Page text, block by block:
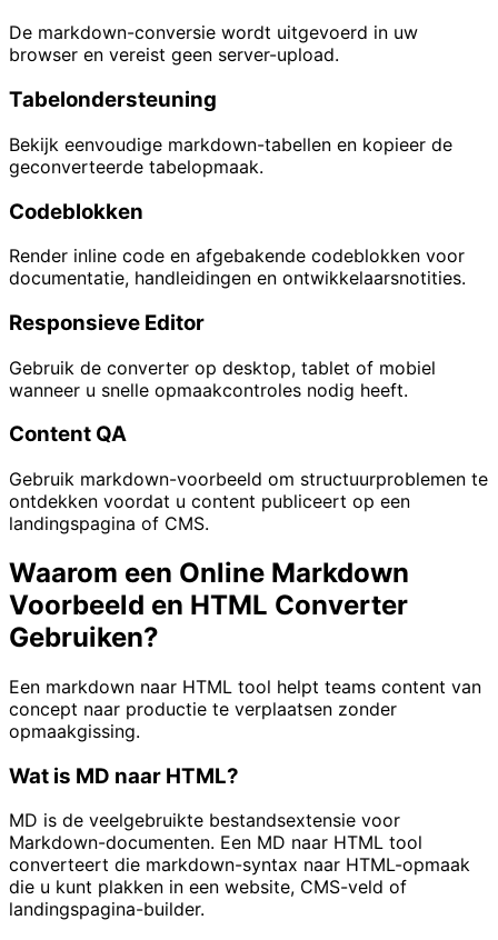
De markdown-conversie wordt uitgevoerd in uw
browser en vereist geen server-upload.
Tabelondersteuning
Bekijk eenvoudige markdown-tabellen en kopieer de
geconverteerde tabelopmaak.
Codeblokken
Render inline code en afgebakende codeblokken voor
documentatie, handleidingen en ontwikkelaarsnotities.
Responsieve Editor
Gebruik de converter op desktop, tablet of mobiel
wanneer u snelle opmaakcontroles nodig heeft.
Content QA
Gebruik markdown-voorbeeld om structuurproblemen te
ontdekken voordat u content publiceert op een
landingspagina of CMS.
Waarom een Online Markdown
Voorbeeld en HTML Converter
Gebruiken?
Een markdown naar HTML tool helpt teams content van
concept naar productie te verplaatsen zonder
opmaakgissing.
Wat is MD naar HTML?
MD is de veelgebruikte bestandsextensie voor
Markdown-documenten. Een MD naar HTML tool
converteert die markdown-syntax naar HTML-opmaak
die u kunt plakken in een website, CMS-veld of
landingspagina-builder.